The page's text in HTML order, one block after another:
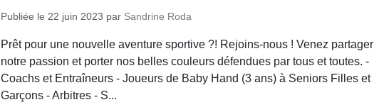
Publiée le 22 juin 2023 par Sandrine Roda
Prêt pour une nouvelle aventure sportive ?! Rejoins-nous ! Venez partager
notre passion et porter nos belles couleurs défendues par tous et toutes. -
Coachs et Entraîneurs - Joueurs de Baby Hand (3 ans) à Seniors Filles et
Garçons - Arbitres - S...